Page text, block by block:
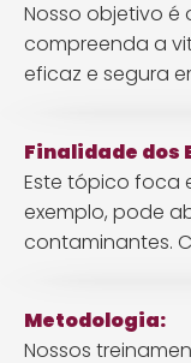
Nosso objetivo
compreenda a
eficaz e segura
Finalidade dos
Este tópico foca
exemplo, pode
contaminantes.
Metodologia:
Nossos